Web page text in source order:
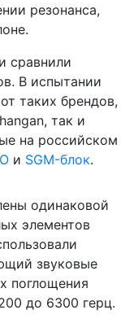
резонанса,
сравнили
В испытании
таких брендов,
так и
на российском
и SGM-блок.
одинаковой
элементов
звуковые
поглощения
до 6300 герц.